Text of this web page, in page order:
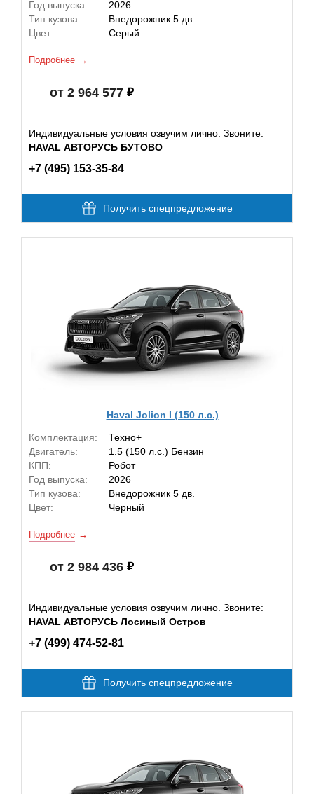
Год выпуска:
2026
Тип кузова:
Внедорожник 5 дв.
Цвет:
Серый
Подробнее
от 2 964 577
Индивидуальные условия озвучим лично. Звоните:
HAVAL АВТОРУСЬ БУТОВО
+7 (495) 153-35-84
Получить спецпредложение
Haval Jolion I (150 л.с.)
Комплектация:
Техно+
Двигатель:
1.5 (150 л.с.) Бензин
КПП:
Робот
Год выпуска:
2026
Тип кузова:
Внедорожник 5 дв.
Цвет:
Черный
Подробнее
от 2 984 436
Индивидуальные условия озвучим лично. Звоните:
HAVAL АВТОРУСЬ Лосиный Остров
+7 (499) 474-52-81
Получить спецпредложение